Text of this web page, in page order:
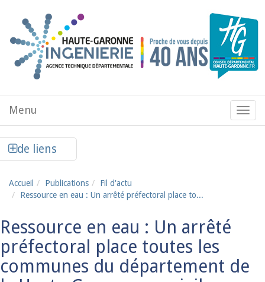
Menu
de
Menu
de liens
Accueil Publications
Fil d'actu
Ressource en eau : Un arrêté préfectoral place to...
Ressource en eau : Un arrêté
préfectoral place toutes les
communes du département de